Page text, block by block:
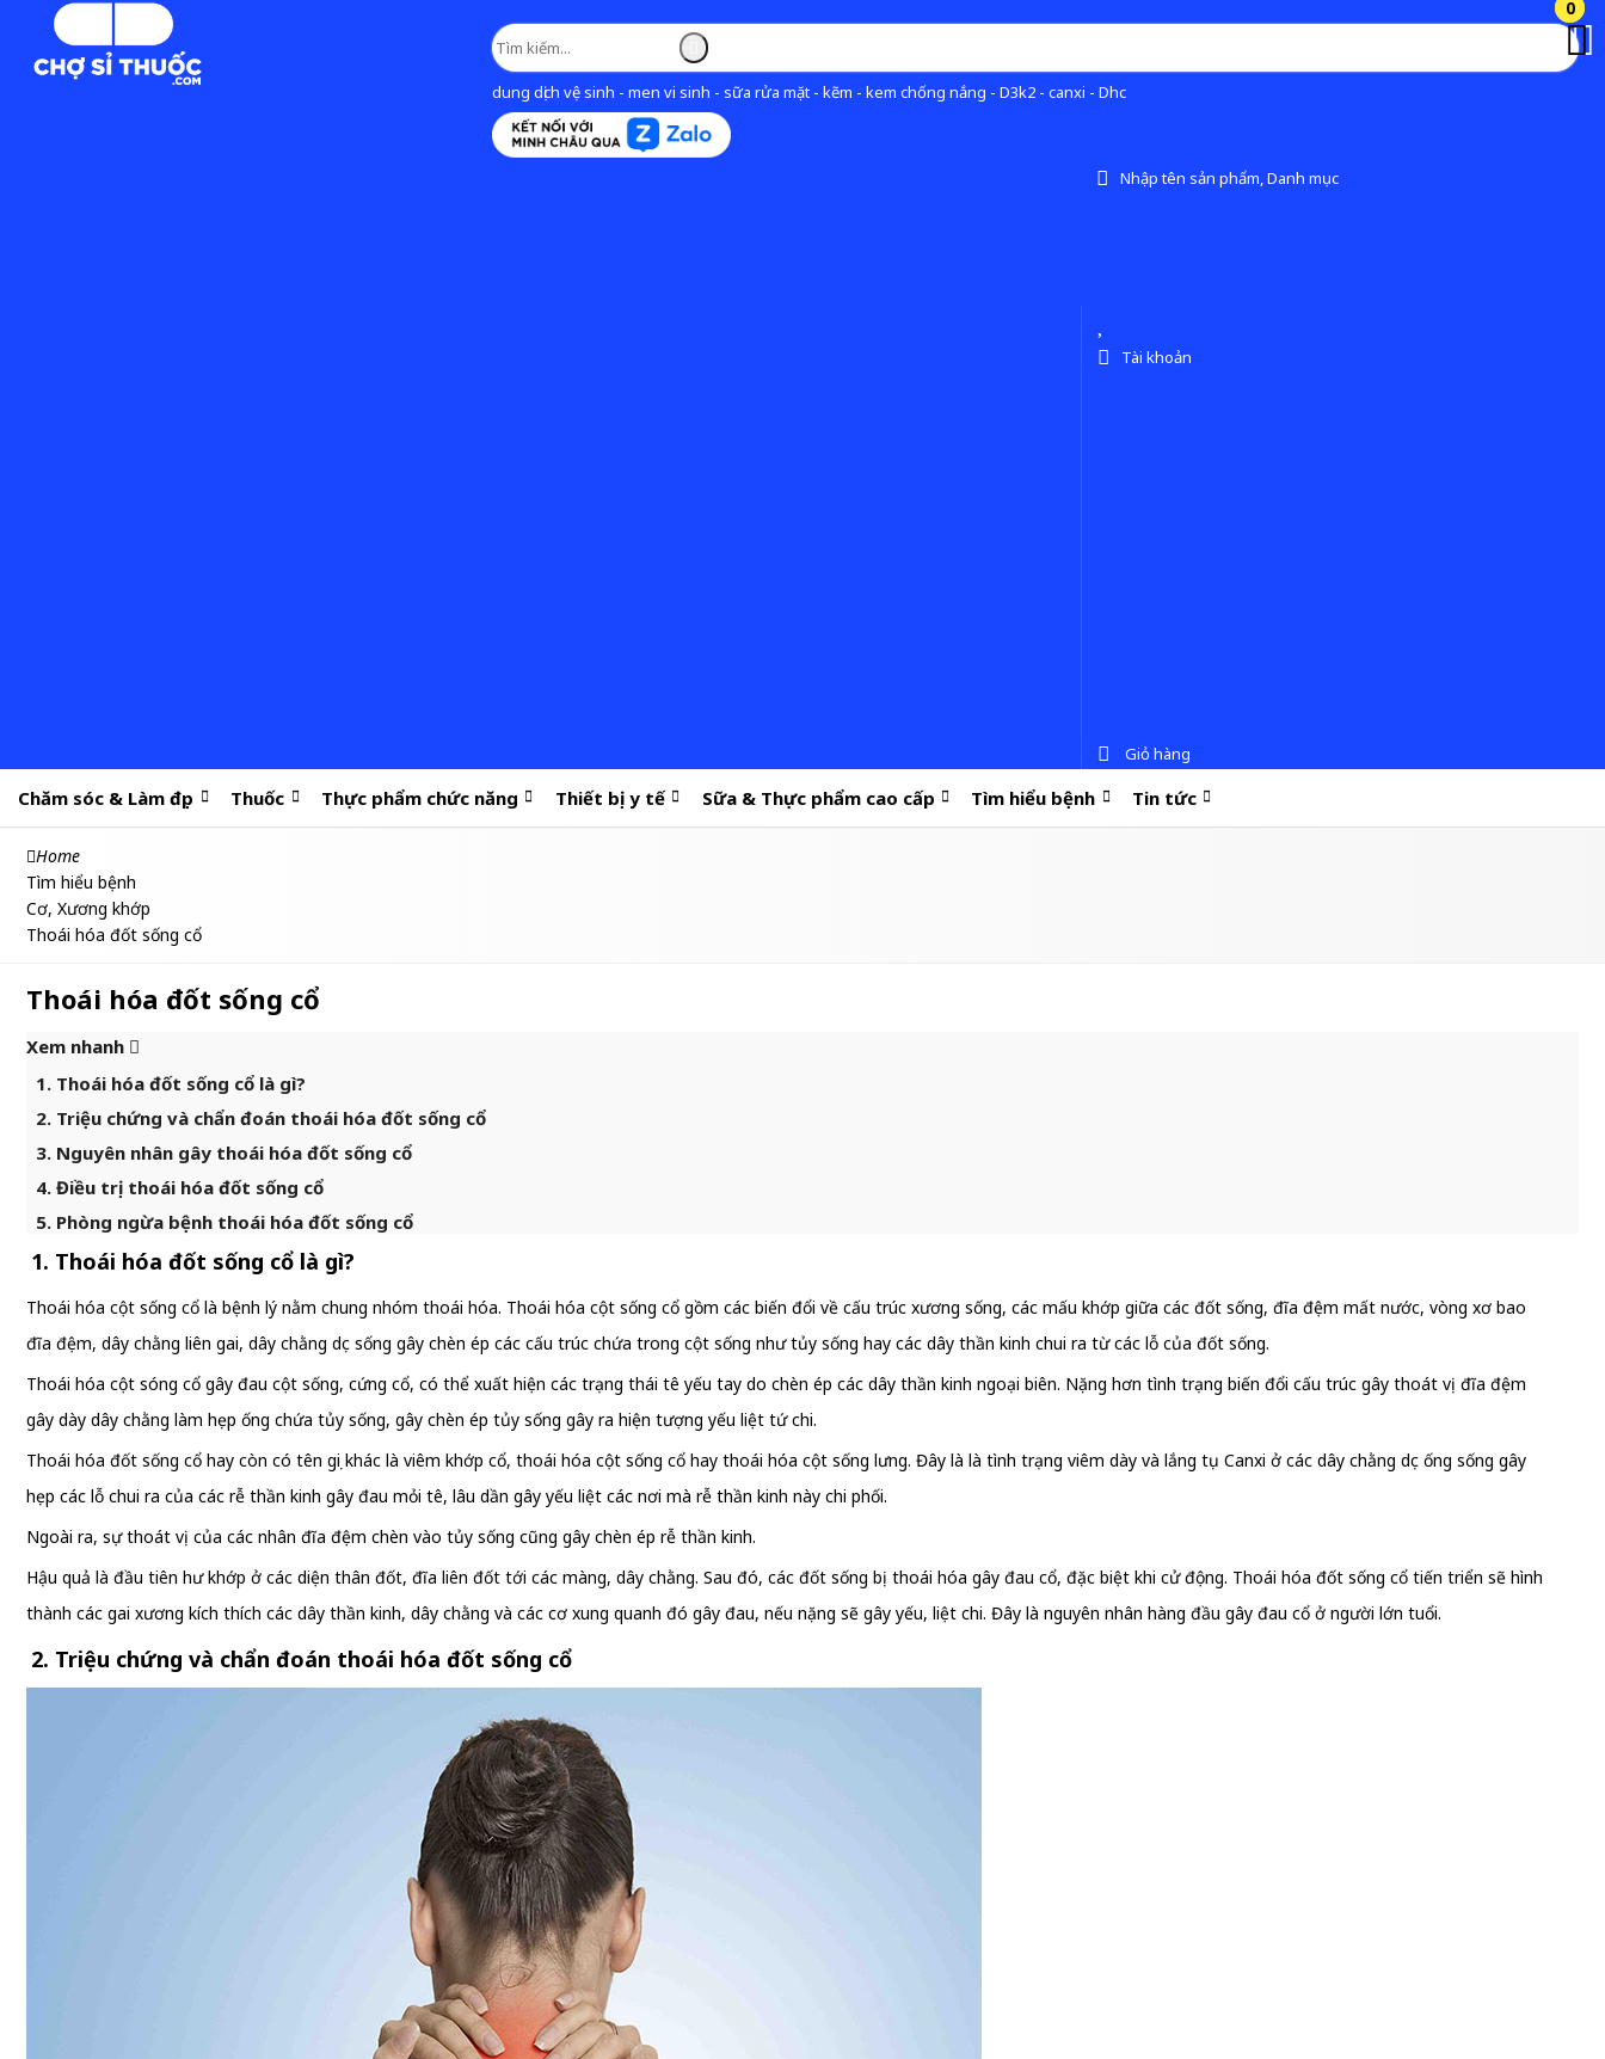
dung dịch vệ sinh - men vi sinh - sữa rửa mặt - kẽm - kem chống nắng - D3k2 - canxi - Dhc
Nhập tên sản phẩm, Danh mục
0
Tài khoản
0
Giỏ hàng
Chăm sóc & Làm đẹp Thuốc Thực phẩm chức năng Thiết bị y tế Sữa & Thực phẩm cao cấp Tìm hiểu bệnh Tin tức
Home
Tìm hiểu bệnh
Cơ, Xương khớp
Thoái hóa đốt sống cổ
Thoái hóa đốt sống cổ
Xem nhanh
1. Thoái hóa đốt sống cổ là gì?
2. Triệu chứng và chẩn đoán thoái hóa đốt sống cổ
3. Nguyên nhân gây thoái hóa đốt sống cổ
4. Điều trị thoái hóa đốt sống cổ
5. Phòng ngừa bệnh thoái hóa đốt sống cổ
1. Thoái hóa đốt sống cổ là gì?
Thoái hóa cột sống cổ là bệnh lý nằm chung nhóm thoái hóa. Thoái hóa cột sống cổ gồm các biến đổi về cấu trúc xương sống, các mấu khớp giữa các đốt sống, đĩa đệm mất nước, vòng xơ bao
đĩa đệm, dây chằng liên gai, dây chằng dọc sống gây chèn ép các cấu trúc chứa trong cột sống như tủy sống hay các dây thần kinh chui ra từ các lỗ của đốt sống.
Thoái hóa cột sóng cổ gây đau cột sống, cứng cổ, có thể xuất hiện các trạng thái tê yếu tay do chèn ép các dây thần kinh ngoại biên. Nặng hơn tình trạng biến đổi cấu trúc gây thoát vị đĩa đệm
gây dày dây chằng làm hẹp ống chứa tủy sống, gây chèn ép tủy sống gây ra hiện tượng yếu liệt tứ chi.
Thoái hóa đốt sống cổ hay còn có tên gọi khác là viêm khớp cổ, thoái hóa cột sống cổ hay thoái hóa cột sống lưng. Đây là là tình trạng viêm dày và lắng tụ Canxi ở các dây chằng dọc ống sống gây
hẹp các lỗ chui ra của các rễ thần kinh gây đau mỏi tê, lâu dần gây yếu liệt các nơi mà rễ thần kinh này chi phối.
Ngoài ra, sự thoát vị của các nhân đĩa đệm chèn vào tủy sống cũng gây chèn ép rễ thần kinh.
Hậu quả là đầu tiên hư khớp ở các diện thân đốt, đĩa liên đốt tới các màng, dây chằng. Sau đó, các đốt sống bị thoái hóa gây đau cổ, đặc biệt khi cử động. Thoái hóa đốt sống cổ tiến triển sẽ hình
thành các gai xương kích thích các dây thần kinh, dây chằng và các cơ xung quanh đó gây đau, nếu nặng sẽ gây yếu, liệt chi. Đây là nguyên nhân hàng đầu gây đau cổ ở người lớn tuổi.
2. Triệu chứng và chẩn đoán thoái hóa đốt sống cổ